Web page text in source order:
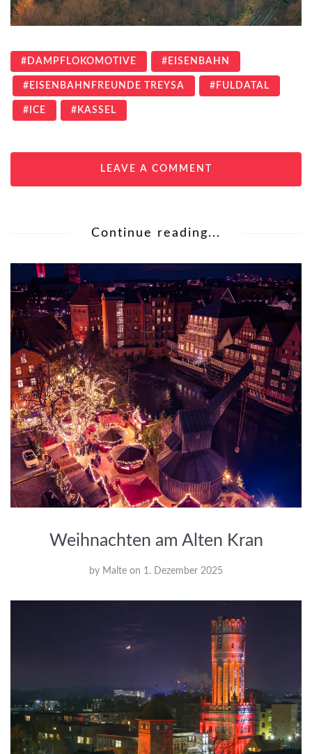
DAMPFLOKOMOTIVE EISENBAHN
EISENBAHNFREUNDE TREYSA FULDATAL
ICE KASSEL
LEAVE A COMMENT
Continue reading...
Weihnachten am Alten Kran
by Malte on 1. Dezember 2025